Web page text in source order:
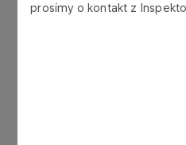
prosimy o kontakt z